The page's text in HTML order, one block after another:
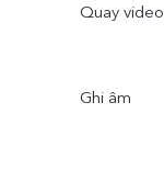
Quay video
Ghi âm